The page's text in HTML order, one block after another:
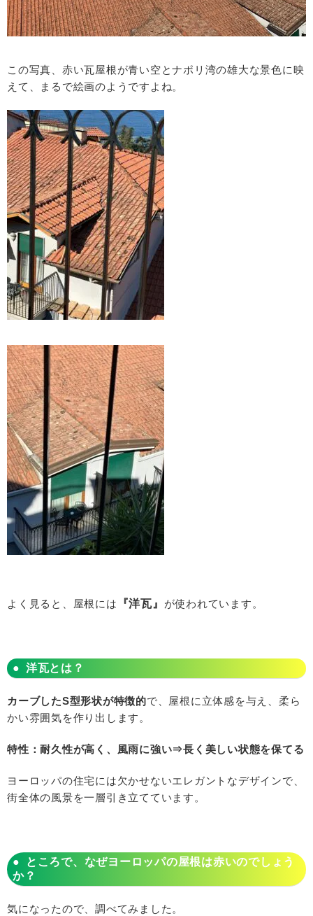
この写真、赤い瓦屋根が青い空とナポリ湾の雄大な景色に映
えて、まるで絵画のようですよね。
よく見ると、屋根には 『洋瓦』 が使われています。
洋瓦とは？
カーブしたS型形状が特徴的で、屋根に立体感を与え、柔ら
かい雰囲気を作り出します。
特性：耐久性が高く、風雨に強い⇒長く美しい状態を保てる
ヨーロッパの住宅には欠かせないエレガントなデザインで、
街全体の風景を一層引き立てています。
ところで、なぜヨーロッパの屋根は赤いのでしょう
か？
気になったので、調べてみました。